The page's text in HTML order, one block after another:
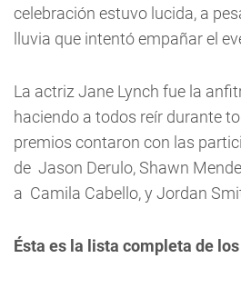
celebración estuvo lucida, a
lluvia que intentó empañar el
La actriz Jane Lynch fue la
haciendo a todos reír durante
premios contaron con las
de Jason Derulo, Shawn
a Camila Cabello, y Jordan
Ésta es la lista completa de